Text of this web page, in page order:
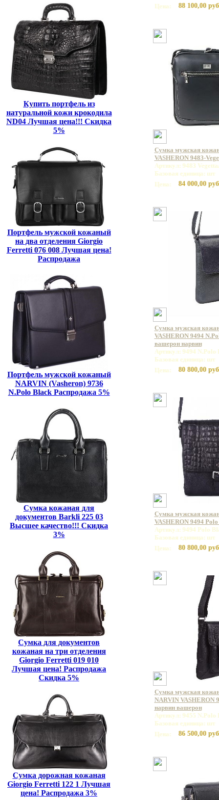
Купить портфель из
натуральной кожи крокодила
ND04 Лучшая цена!!! Скидка
5%
Портфель мужской кожаный
на два отделения Giorgio
Ferretti 076 008 Лучшая цена!
Распродажа
Портфель мужской кожаный
NARVIN (Vasheron) 9736
N.Polo Black Распродажа 5%
Сумка кожаная для
документов Barkli 225 03
Высшее качество!!! Скидка
3%
Сумка для документов
кожаная на три отделения
Giorgio Ferretti 019 010
Лучшая цена! Распродажа
Скидка 5%
Сумка дорожная кожаная
Giorgio Ferretti 122 1 Лучшая
цена! Распродажа 3%
Цена:
88 100,00
Сумка мужская
VASHERON 9483-
Артикул: 9483
Базовая единица: шт
Цена:
84 000,00
Сумка мужская
VASHERON 9494
вашерон нарвин
Артикул: 9494 N.Polo
Базовая единица: шт
Цена:
80 800,00
Сумка мужская
VASHERON 9494
Артикул: 9494 Polo
Базовая единица: шт
Цена:
80 800,00
Сумка мужская
NARVIN VASHERON
нарвин вашерон
Артикул: 9455 N.Polo
Базовая единица: шт
Цена:
86 500,00